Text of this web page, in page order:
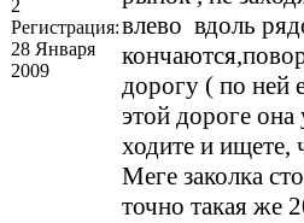
2
Регистрация:
28 Января
2009
влево вдоль
дорогу ( по ней
этой дороге
ходите и ищете,
Меге заколка
точно такая же